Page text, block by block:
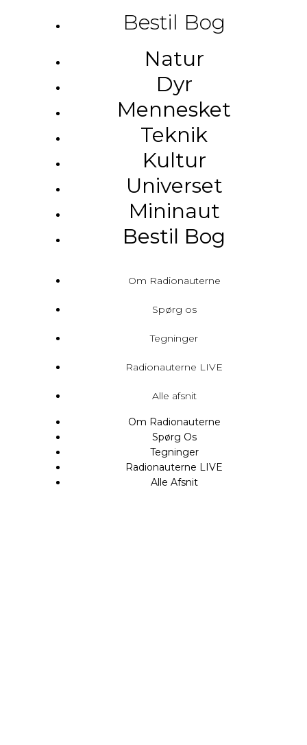
Bestil Bog
Natur
Dyr
Mennesket
Teknik
Kultur
Universet
Mininaut
Bestil Bog
Om Radionauterne
Spørg os
Tegninger
Radionauterne LIVE
Alle afsnit
Om Radionauterne
Spørg Os
Tegninger
Radionauterne LIVE
Alle Afsnit